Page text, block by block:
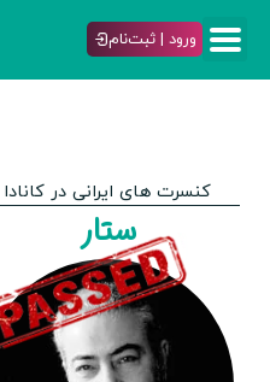
ورود | ثبت‌نام
کنسرت های ایرانی در کانادا
ستار